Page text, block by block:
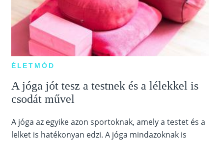
ÉLETMÓD
A jóga jót tesz a testnek és a lélekkel is
csodát művel
A jóga az egyike azon sportoknak, amely a testet és a
lelket is hatékonyan edzi. A jóga mindazoknak is